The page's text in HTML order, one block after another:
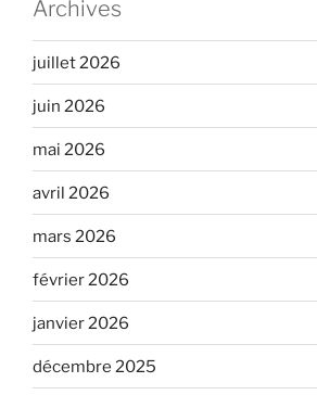
Archives
juillet 2026
juin 2026
mai 2026
avril 2026
mars 2026
février 2026
janvier 2026
décembre 2025